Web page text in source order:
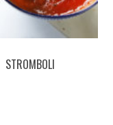
STROMBOLI